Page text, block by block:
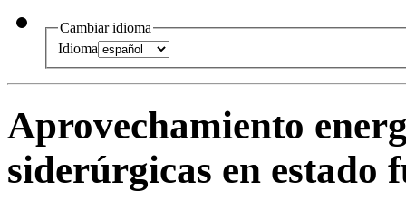
Cambiar idioma
Idioma
Aprovechamiento
siderúrgicas en estado